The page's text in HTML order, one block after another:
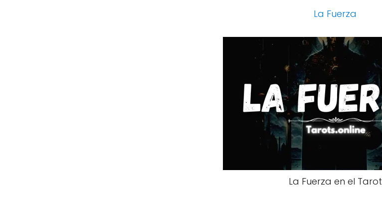
La Fuerza
La Fuerza en el Tarot